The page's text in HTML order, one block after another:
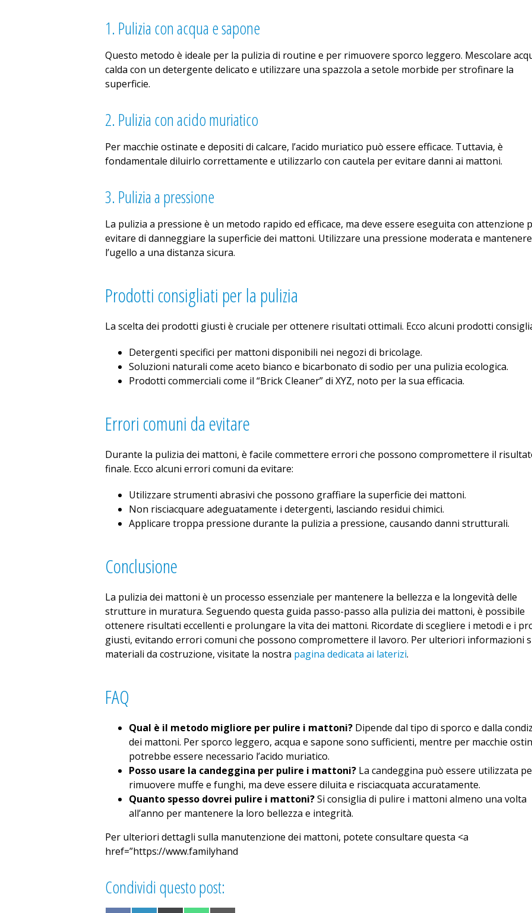
1. Pulizia con acqua e sapone
Questo metodo è ideale per la pulizia di routine e per rimuovere sporco leggero. Mescolare
calda con un detergente delicato e utilizzare una spazzola a setole morbide per strofinare la
superficie.
2. Pulizia con acido muriatico
Per macchie ostinate e depositi di calcare, l’acido muriatico può essere efficace. Tuttavia, è
fondamentale diluirlo correttamente e utilizzarlo con cautela per evitare danni ai mattoni.
3. Pulizia a pressione
La pulizia a pressione è un metodo rapido ed efficace, ma deve essere eseguita con attenzione
evitare di danneggiare la superficie dei mattoni. Utilizzare una pressione moderata e mantenere
l’ugello a una distanza sicura.
Prodotti consigliati per la pulizia
La scelta dei prodotti giusti è cruciale per ottenere risultati ottimali. Ecco alcuni prodotti
Detergenti specifici per mattoni disponibili nei negozi di bricolage.
Soluzioni naturali come aceto bianco e bicarbonato di sodio per una pulizia ecologica.
Prodotti commerciali come il “Brick Cleaner” di XYZ, noto per la sua efficacia.
Errori comuni da evitare
Durante la pulizia dei mattoni, è facile commettere errori che possono compromettere il
finale. Ecco alcuni errori comuni da evitare:
Utilizzare strumenti abrasivi che possono graffiare la superficie dei mattoni.
Non risciacquare adeguatamente i detergenti, lasciando residui chimici.
Applicare troppa pressione durante la pulizia a pressione, causando danni strutturali.
Conclusione
La pulizia dei mattoni è un processo essenziale per mantenere la bellezza e la longevità delle
strutture in muratura. Seguendo questa guida passo-passo alla pulizia dei mattoni, è possibile
ottenere risultati eccellenti e prolungare la vita dei mattoni. Ricordate di scegliere i metodi e i
giusti, evitando errori comuni che possono compromettere il lavoro. Per ulteriori informazioni
materiali da costruzione, visitate la nostra pagina dedicata ai laterizi.
FAQ
Qual è il metodo migliore per pulire i mattoni? Dipende dal tipo di sporco e dalla
dei mattoni. Per sporco leggero, acqua e sapone sono sufficienti, mentre per macchie
potrebbe essere necessario l’acido muriatico.
Posso usare la candeggina per pulire i mattoni? La candeggina può essere utilizzata
rimuovere muffe e funghi, ma deve essere diluita e risciacquata accuratamente.
Quanto spesso dovrei pulire i mattoni?Si consiglia di pulire i mattoni almeno una volta
all’anno per mantenere la loro bellezza e integrità.
Per ulteriori dettagli sulla manutenzione dei mattoni, potete consultare questa <a
href=”https://www.familyhand
Condividi questo post: